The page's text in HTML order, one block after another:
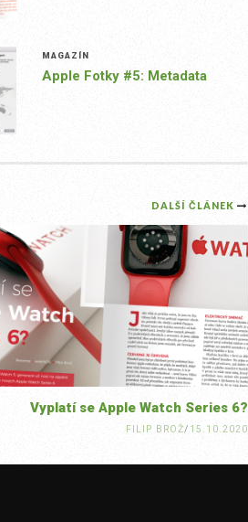
MAGAZÍN
Apple Fotky #5: Metadata
DALŠÍ ČLÁNEK
Vyplatí se Apple Watch Series 6?
FILIP BROŽ/ 15.10.2020